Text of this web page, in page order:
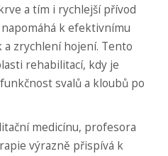
a tím i rychlejší přívod
k efektivnímu
a zrychlení hojení. Tento
rehabilitací, kdy je
svalů a kloubů po
medicínu, profesora
výrazně přispívá k